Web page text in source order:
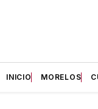
INICIO MORELOS